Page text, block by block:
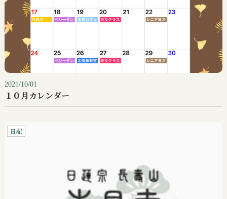
2021/10/01
１０月カレンダー
日記